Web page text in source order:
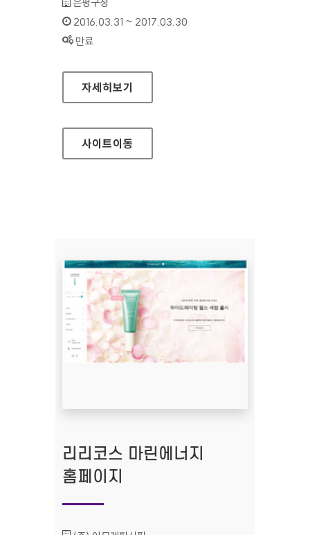
인증기간 :
2016.03.31 ~ 2017.03.30
상태 :
만료
은평구청 홈페이지
자세히보기
사이트이동
리리코스 마린에너지
홈페이지